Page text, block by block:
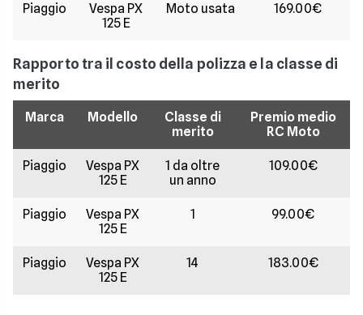
Piaggio
Vespa PX
125 E
Moto usata 169.00€
Rapporto tra il costo della polizza e la classe di
merito
Marca Modello
Classe di
merito
Premio medio
RC Moto
Piaggio
Vespa PX
125 E
1 da oltre
un anno
109.00€
Piaggio
Vespa PX
125 E
1 99.00€
Piaggio
Vespa PX
125 E
14 183.00€